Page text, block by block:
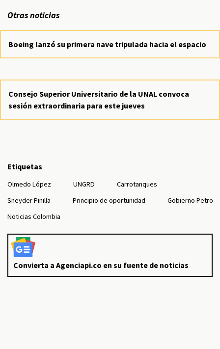
Otras noticias
Boeing lanzó su primera nave tripulada hacia el espacio
Consejo Superior Universitario de la UNAL convoca
sesión extraordinaria para este jueves
Etiquetas
Olmedo López UNGRD
Carrotanques
Sneyder Pinilla
Principio de oportunidad
Gobierno Petro
Noticias Colombia
Convierta a Agenciapi.co en su fuente de noticias